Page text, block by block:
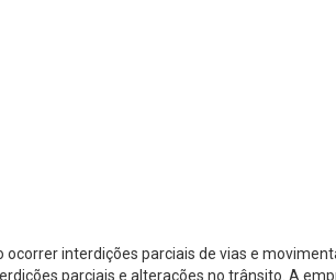
ocorrer interdições parciais de vias e
parciais e alterações no trânsito. A